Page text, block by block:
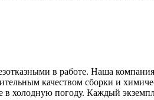
в работе. Наша
качеством сборки и
в холодную погоду. Каждый